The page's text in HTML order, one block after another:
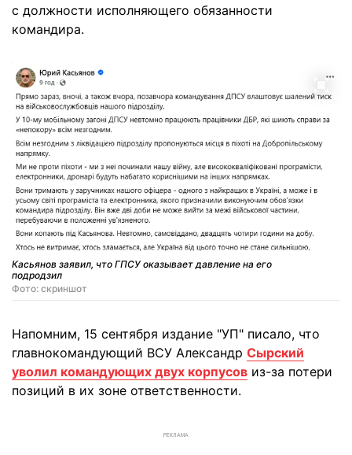
с должности исполняющего обязанности
командира.
Касьянов заявил, что ГПСУ оказывает давление на его
подродзил
Фото: скриншот
Напомним, 15 сентября издание "УП" писало, что
главнокомандующий ВСУ Александр Сырский
уволил командующих двух корпусов из-за потери
позиций в их зоне ответственности.
РЕКЛАМА